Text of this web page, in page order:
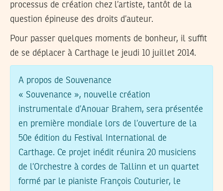
processus de création chez l’artiste, tantôt de la
question épineuse des droits d’auteur.
Pour passer quelques moments de bonheur, il suffit
de se déplacer à Carthage le jeudi 10 juillet 2014.
A propos de Souvenance
« Souvenance », nouvelle création
instrumentale d’Anouar Brahem, sera présentée
en première mondiale lors de l’ouverture de la
50e édition du Festival International de
Carthage. Ce projet inédit réunira 20 musiciens
de l’Orchestre à cordes de Tallinn et un quartet
formé par le pianiste François Couturier, le